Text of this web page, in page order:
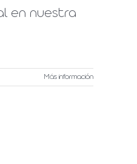
en nuestra
Más información